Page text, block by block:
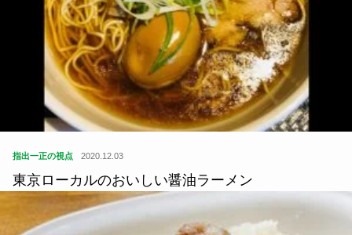
指出一正の視点 2020.12.03
東京ローカルのおいしい醤油ラーメン